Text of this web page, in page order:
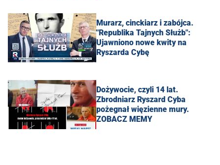
Murarz, cinckiarz i zabójca.
"Republika Tajnych Służb":
Ujawniono nowe kwity na
Ryszarda Cybę
Dożywocie, czyli 14 lat.
Zbrodniarz Ryszard Cyba
pożegnał więzienne mury.
ZOBACZ MEMY